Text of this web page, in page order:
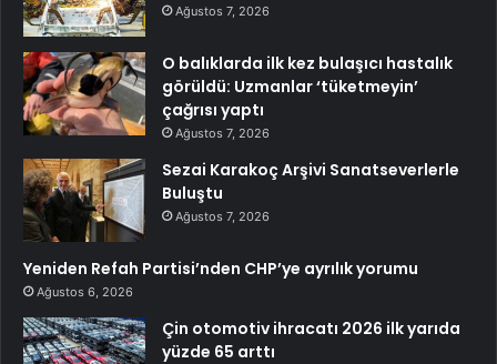
Ağustos 7, 2026
O balıklarda ilk kez bulaşıcı hastalık
görüldü: Uzmanlar ‘tüketmeyin’
çağrısı yaptı
Ağustos 7, 2026
Sezai Karakoç Arşivi Sanatseverlerle
Buluştu
Ağustos 7, 2026
Yeniden Refah Partisi’nden CHP’ye ayrılık yorumu
Ağustos 6, 2026
Çin otomotiv ihracatı 2026 ilk yarıda
yüzde 65 arttı